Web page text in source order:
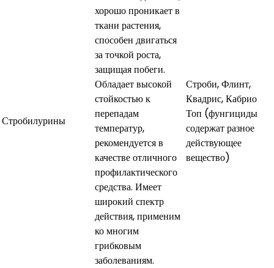
Стробилурины
хорошо проникает в
ткани растения,
способен двигаться
за точкой роста,
защищая побеги.
Обладает высокой
стойкостью к
перепадам
температур,
рекомендуется в
качестве отличного
профилактического
средства. Имеет
широкий спектр
действия, применим
ко многим
грибковым
заболеваниям.
Строби, Флинт,
Квадрис, Кабрио
Топ (фунгициды
содержат разное
действующее
вещество)